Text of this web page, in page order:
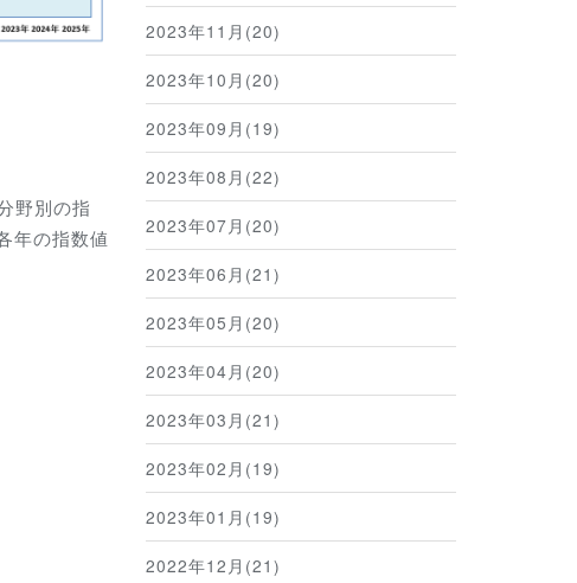
野別の指
年の指数値
2023年11月(20)
2023年10月(20)
2023年09月(19)
2023年08月(22)
2023年07月(20)
2023年06月(21)
2023年05月(20)
2023年04月(20)
2023年03月(21)
2023年02月(19)
2023年01月(19)
2022年12月(21)